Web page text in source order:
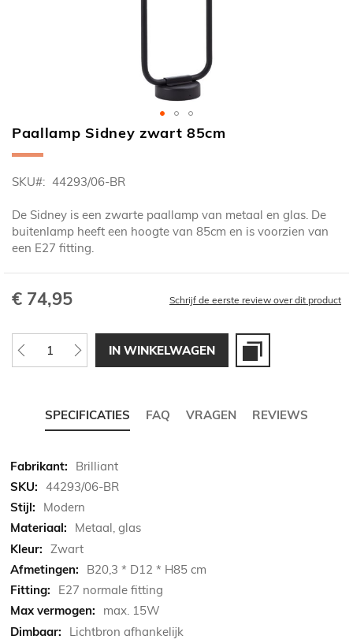
Ga
naar
begin
de
afbeeldingen-
gallerij
Paallamp Sidney zwart 85cm
SKU 44293/06-BR
De Sidney is een zwarte paallamp van metaal en glas. De
buitenlamp heeft een hoogte van 85cm en is voorzien van
een E27 fitting.
€ 74,95 Schrijf de eerste review over dit product
IN WINKELWAGEN
SPECIFICATIES FAQ VRAGEN REVIEWS
Meer
informatie
Brilliant
44293/06-BR
Modern
Metaal, glas
Zwart
B20,3 * D12 * H85 cm
E27 normale fitting
max. 15W
Lichtbron afhankelijk